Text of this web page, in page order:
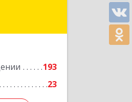
193
23
Подробнее